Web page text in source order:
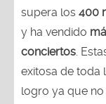
supera los 400
y ha vendido
conciertos.
exitosa de toda
logro ya que